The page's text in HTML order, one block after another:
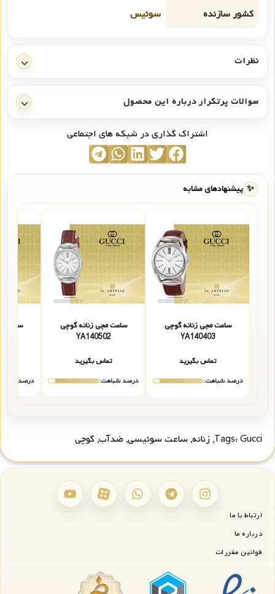
کشور سازنده
سوئیس
نظرات
سوالات پرتکرار درباره این محصول
اشتراک گذاری در شبکه های اجتماعی
✨ پیشنهادهای مشابه
ساعت مچی زنانه گوچی
YA140403
تماس بگیرید
درصد شباهت:
ساعت مچی زنانه گوچی
YA140502
تماس بگیرید
درصد شباهت:
ساعت
درصد
Tags: Gucci
, زنانه, ساعت سوئیسی, ضدآب, گوچی
ارتباط با ما
درباره ما
قوانین مقررات